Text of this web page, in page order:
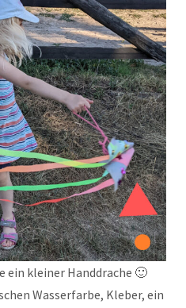
ein kleiner Handdrache 🙂
Wasserfarbe, Kleber, ein